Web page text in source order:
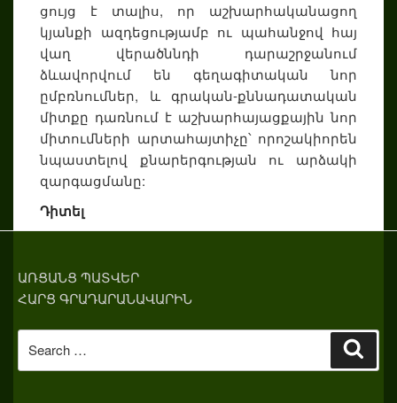
ցույց է տալիս, որ աշխարհականացող
կյանքի ազդեցությամբ ու պահանջով հայ
վաղ վերածննդի դարաշրջանում
ձևավորվում են գեղագիտական նոր
ըմբռնումներ, և գրական-քննադատական
միտքը դառնում է աշխարհայացքային նոր
միտումների արտահայտիչը՝ որոշակիորեն
նպաստելով քնարերգության ու արձակի
զարգացմանը:
Դիտել
ԱՌՑԱՆՑ ՊԱՏՎԵՐ
ՀԱՐՑ ԳՐԱԴԱՐԱՆԱՎԱՐԻՆ
for: